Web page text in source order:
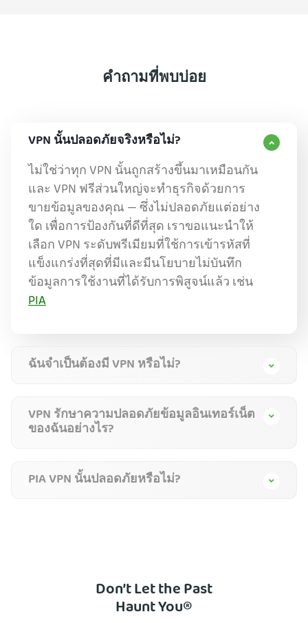
คำถามที่พบบ่อย
VPN นั้นปลอดภัยจริงหรือไม่?
ไม่ใช่ว่าทุก VPN นั้นถูกสร้างขึ้นมาเหมือนกัน
และ VPN ฟรีส่วนใหญ่จะทำธุรกิจด้วยการ
ขายข้อมูลของคุณ — ซึ่งไม่ปลอดภัยแต่อย่าง
ใด เพื่อการป้องกันที่ดีที่สุด เราขอแนะนำให้
เลือก VPN ระดับพรีเมียมที่ใช้การเข้ารหัสที่
แข็งแกร่งที่สุดที่มีและมีนโยบายไม่บันทึก
ข้อมูลการใช้งานที่ได้รับการพิสูจน์แล้ว เช่น
PIA
ฉันจำเป็นต้องมี VPN หรือไม่?
VPN รักษาความปลอดภัยข้อมูลอินเทอร์เน็ต
ของฉันอย่างไร?
PIA VPN นั้นปลอดภัยหรือไม่?
Don’t Let the Past
Haunt You®